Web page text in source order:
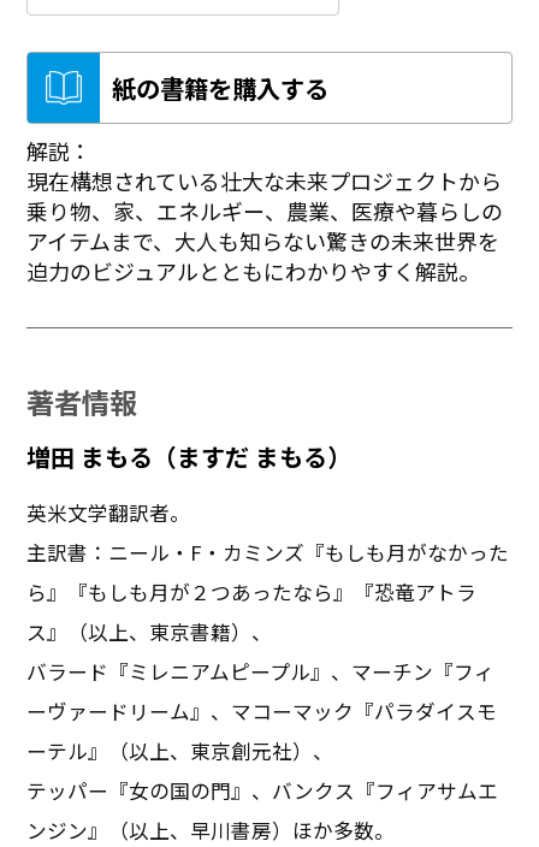
紙の書籍を購入する
解説：
現在構想されている壮大な未来プロジェクトから
乗り物、家、エネルギー、農業、医療や暮らしの
アイテムまで、大人も知らない驚きの未来世界を
迫力のビジュアルとともにわかりやすく解説。
著者情報
増田 まもる（ますだ まもる）
英米文学翻訳者。
主訳書：ニール・F・カミンズ『もしも月がなかった
ら』『もしも月が２つあったなら』『恐竜アトラ
ス』（以上、東京書籍）、
バラード『ミレニアムピープル』、マーチン『フィ
ーヴァードリーム』、マコーマック『パラダイスモ
ーテル』（以上、東京創元社）、
テッパー『女の国の門』、バンクス『フィアサムエ
ンジン』（以上、早川書房）ほか多数。